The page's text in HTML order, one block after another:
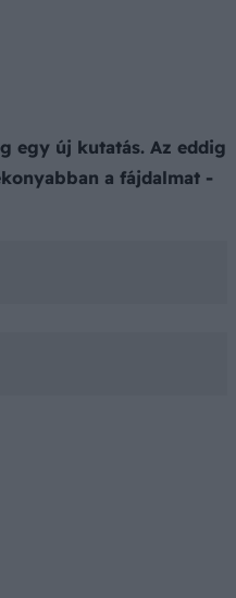
egy új kutatás. Az eddig
a fájdalmat -